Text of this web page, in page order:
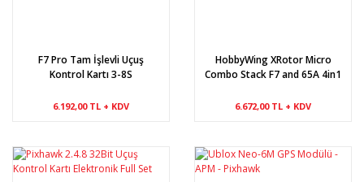
F7 Pro Tam İşlevli Uçuş
Kontrol Kartı 3-8S
6.192,00 TL + KDV
HobbyWing XRotor Micro
Combo Stack F7 and 65A 4in1
6.672,00 TL + KDV